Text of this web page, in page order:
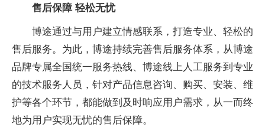
售后保障 轻松无忧
博途通过与用户建立情感联系，打造专业、轻松的
售后服务。为此，博途持续完善售后服务体系，从博途
品牌专属全国统一服务热线、博途线上人工服务到专业
的技术服务人员，针对产品信息咨询、购买、安装、维
护等各个环节，都能做到及时响应用户需求，从一而终
地为用户实现无忧的售后保障。